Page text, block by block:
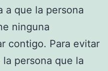
a que la persona
ninguna
contigo. Para evitar
persona que la